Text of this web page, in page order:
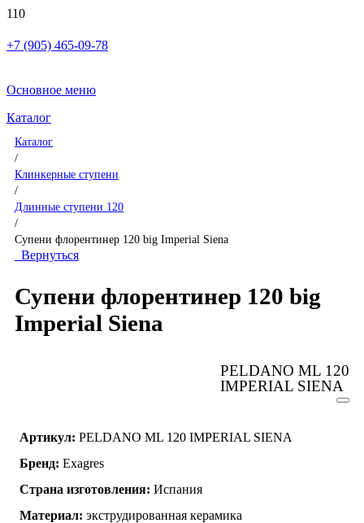
+7 (905) 465-09-78
Основное меню
Каталог
Каталог
/
Клинкерные ступени
/
Длинные ступени 120
/
Супени флорентинер 120 big Imperial Siena
Вернуться
Супени флорентинер 120 big
Imperial Siena
PELDANO ML 120
IMPERIAL SIENA
Артикул: PELDANO ML 120 IMPERIAL SIENA
Бренд: Exagres
Страна изготовления: Испания
Материал: экструдированная керамика